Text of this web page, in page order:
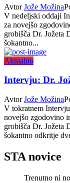
AvtorJože Možina
V nedeljski oddaji
za novejšo
grobišča Dr. Jožeta
šokantno...
Aktualno
Intervju: Dr.
AvtorJože Možina
V tokratnem
novejšo zgodovino
grobišča Dr. Jožeta
šokantno odkritje
STA novice
Trenutno ni